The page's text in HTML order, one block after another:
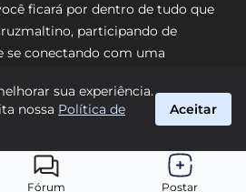
Fórum Postar
ficará por dentro de tudo que
participando de
se conectando com uma
de perto o caminho do Vasco
#FutVasco
Todos os direitos reservados.
sua experiência.
nossa Política de
Aceitar